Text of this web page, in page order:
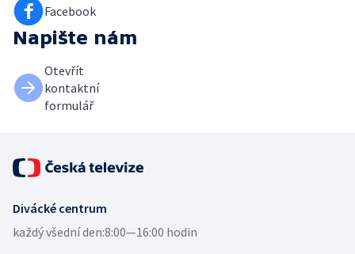
Facebook
Napište nám
Otevřít
kontaktní
formulář
Divácké centrum
každý všední den:8:00—16:00 hodin